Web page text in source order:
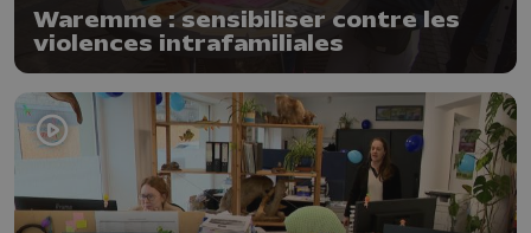
Waremme : sensibiliser contre les
violences intrafamiliales